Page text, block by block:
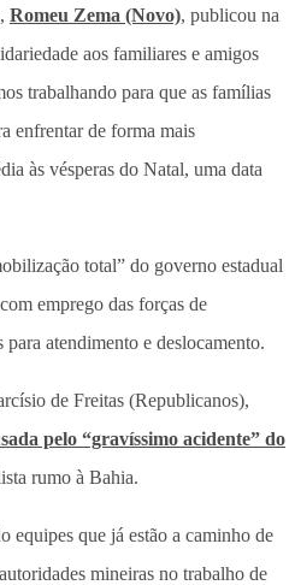
Romeu Zema (Novo), publicou na
aos familiares e amigos
trabalhando para que as famílias
enfrentar de forma mais
às vésperas do Natal, uma data
total” do governo estadual
emprego das forças de
atendimento e deslocamento.
de Freitas (Republicanos),
pelo “gravíssimo acidente” do
rumo à Bahia.
equipes que já estão a caminho de
mineiras no trabalho de